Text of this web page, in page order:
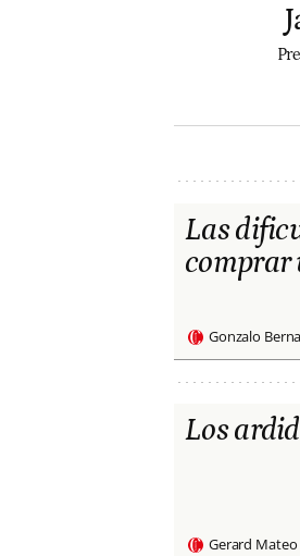
Las
comprar
Gonzalo
Los
Gerard Mateo